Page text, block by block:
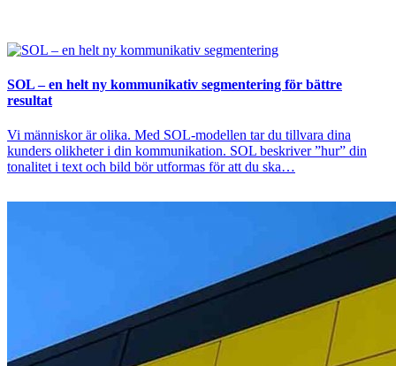
SOL – en helt ny kommunikativ segmentering för bättre
resultat
Vi människor är olika. Med SOL-modellen tar du tillvara dina
kunders olikheter i din kommunikation. SOL beskriver ”hur” din
tonalitet i text och bild bör utformas för att du ska…